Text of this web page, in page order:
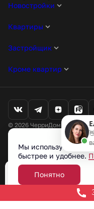
Новостройки
Квартиры
Застройщик
Кроме квартир
© 2026 ЧерриДом. Все
Любая информация,
исключительно
не является публичной
437 ГК РФ.
Проектные декларации на
Мы используем
быстрее и удобнее.
Понятно